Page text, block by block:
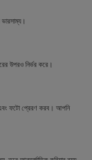
উপরও নির্ভর করে।
এবং ফটো প্রেরণ করব। আপনি